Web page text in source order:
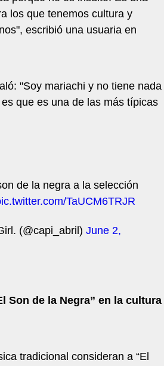
los que tenemos cultura y
escribió una usuaria en
"Soy mariachi y no tiene nada
que es una de las más típicas
de la negra a la selección
TaUCM6TRJR
(@capi_abril) June 2,
Son de la Negra” en la cultura
tradicional consideran a “El